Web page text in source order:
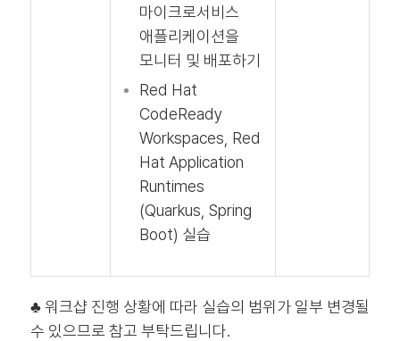
마이크로서비스
애플리케이션을
모니터 및 배포하기
Red Hat
CodeReady
Workspaces, Red
Hat Application
Runtimes
(Quarkus, Spring
Boot) 실습
♣ 워크샵 진행 상황에 따라 실습의 범위가 일부 변경될
수 있으므로 참고 부탁드립니다.